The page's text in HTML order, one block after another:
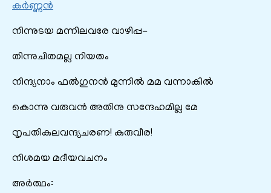
കർണ്ണൻ
നിന്നുടയ മന്നിലവരേ വാഴിപ്പ-
തിന്നുചിതമല്ല നിയതം
നിന്ദ്യനാം ഫൽഗുനൻ മുന്നിൽ മമ വന്നാകിൽ
കൊന്നു വരുവൻ അതിനു സന്ദേഹമില്ല മേ
നൃപതികുലവന്ദ്യചരണ! കുരുവീര!
നിശമയ മദീയവചനം
അർത്ഥം: